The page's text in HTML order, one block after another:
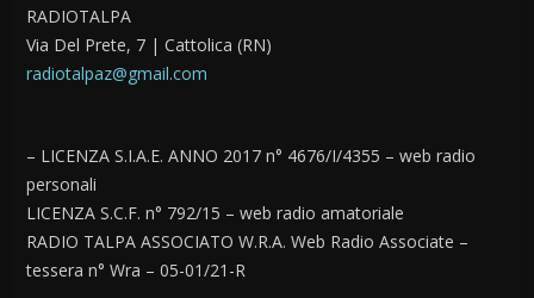
RADIOTALPA
Via Del Prete, 7 | Cattolica (RN)
radiotalpaz@gmail.com
– LICENZA S.I.A.E. ANNO 2017 n° 4676/I/4355 – web radio
personali
LICENZA S.C.F. n° 792/15 – web radio amatoriale
RADIO TALPA ASSOCIATO W.R.A. Web Radio Associate –
tessera n° Wra – 05-01/21-R